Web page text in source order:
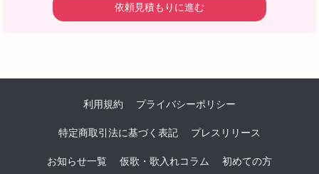
依頼見積もりに進む
利用規約 プライバシーポリシー
特定商取引法に基づく表記 プレスリリース
お知らせ一覧 仮歌・歌入れコラム 初めての方